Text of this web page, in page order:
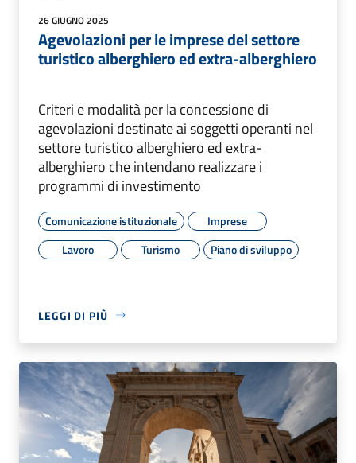
26 GIUGNO 2025
Agevolazioni per le imprese del settore
turistico alberghiero ed extra-alberghiero
Criteri e modalità per la concessione di
agevolazioni destinate ai soggetti operanti nel
settore turistico alberghiero ed extra-
alberghiero che intendano realizzare i
programmi di investimento
Comunicazione istituzionale
Imprese
Lavoro
Turismo Piano di sviluppo
LEGGI DI PIÙ